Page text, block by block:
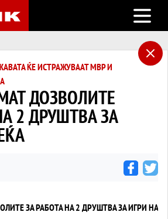
Open
ЌЕ ИСТРАЖУВААТ МВР И
ДОЗВОЛИТЕ
2 ДРУШТВА ЗА